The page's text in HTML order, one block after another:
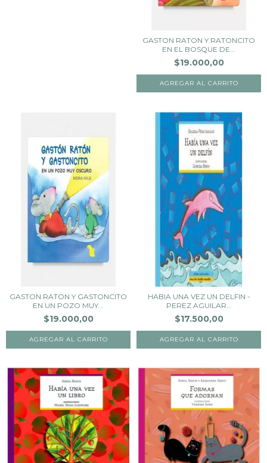
GASTON RATON Y RATONCITO
EN EL BOSQUE DE...
$19.000,00
GASTON RATON Y GASTONCITO
EN UN POZO MUY...
$19.000,00
HABIA UNA VEZ UN DELFIN -
PEREZ AGUILAR...
$17.500,00